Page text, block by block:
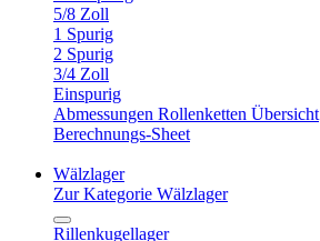
5/8 Zoll
1 Spurig
2 Spurig
3/4 Zoll
Einspurig
Abmessungen Rollenketten Übersicht
Berechnungs-Sheet
Wälzlager
Zur Kategorie Wälzlager
Rillenkugellager